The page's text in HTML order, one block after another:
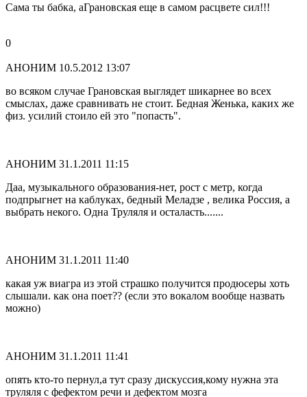
Сама ты бабка, аГрановская еще в самом расцвете сил!!!
0
АНОНИМ 10.5.2012 13:07
во всяком случае Грановская выглядет шикарнее во всех
смыслах, даже сравнивать не стоит. Бедная Женька, каких же
физ. усилий стоило ей это "попасть".
АНОНИМ 31.1.2011 11:15
Даа, музыкального образования-нет, рост с метр, когда
подпрыгнет на каблуках, бедный Меладзе , велика Россия, а
выбрать некого. Одна Труляля и осталасть.......
АНОНИМ 31.1.2011 11:40
какая уж виагра из этой страшко получится продюсеры хоть
слышали. как она поет?? (если это вокалом вообще назвать
можно)
АНОНИМ 31.1.2011 11:41
опять кто-то пернул,а тут сразу дискуссия,кому нужна эта
труляля с фефектом речи и дефектом мозга